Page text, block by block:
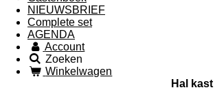
NIEUWSBRIEF
Complete set
AGENDA
Account
Zoeken
Winkelwagen
Hal kast